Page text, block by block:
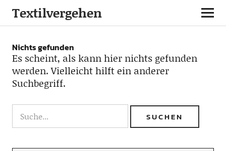
Textilvergehen
Nichts gefunden
Es scheint, als kann hier nichts gefunden
werden. Vielleicht hilft ein anderer
Suchbegriff.